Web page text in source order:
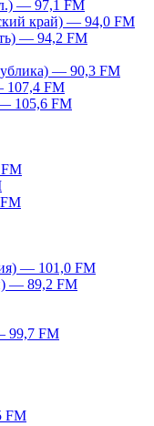
— 97,1 FM
край) — 94,0 FM
— 94,2 FM
— 90,3 FM
107,4 FM
105,6 FM
— 101,0 FM
— 89,2 FM
99,7 FM
FM